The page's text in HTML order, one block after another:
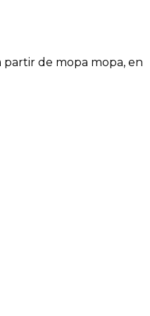
partir de mopa mopa, en